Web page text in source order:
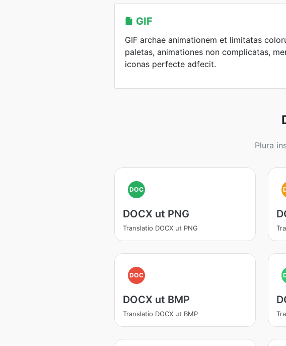
GIF
GIF archae animationem et limitatas
paletas, animationes non complicatas,
iconas perfecte adfecit.
Plura
DOC
DOCX ut PNG
Translatio DOCX ut PNG
DOC
DOCX ut BMP
Translatio DOCX ut BMP